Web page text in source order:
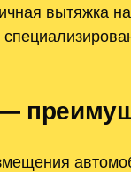
вытяжка